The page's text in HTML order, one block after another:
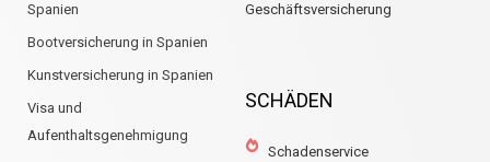
Spanien
Bootversicherung in Spanien
Kunstversicherung in Spanien
Visa und
Aufenthaltsgenehmigung
Geschäftsversicherung
SCHÄDEN
Schadenservice